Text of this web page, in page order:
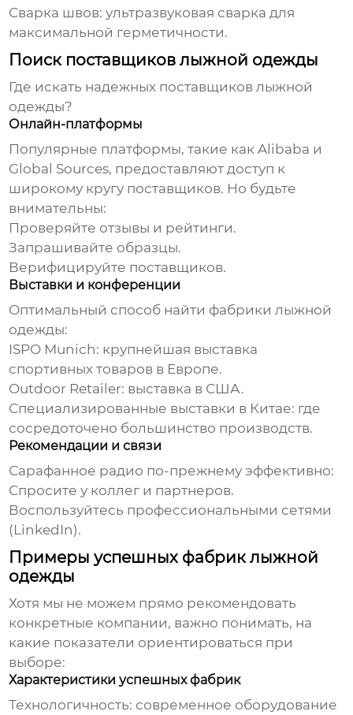
Сварка швов: ультразвуковая сварка для
максимальной герметичности.
Поиск поставщиков лыжной одежды
Где искать надежных поставщиковлыжной
одежды?
Онлайн-платформы
Популярные платформы, такие как Alibaba и
Global Sources, предоставляют доступ к
широкому кругу поставщиков. Но будьте
внимательны:
Проверяйте отзывы и рейтинги.
Запрашивайте образцы.
Верифицируйте поставщиков.
Выставки и конференции
Оптимальный способ найти фабрики лыжной
одежды:
ISPO Munich: крупнейшая выставка
спортивных товаров в Европе.
Outdoor Retailer: выставка в США.
Специализированные выставки в Китае: где
сосредоточено большинство производств.
Рекомендации и связи
Сарафанное радио по-прежнему эффективно:
Спросите у коллег и партнеров.
Воспользуйтесь профессиональными сетями
(LinkedIn).
Примеры успешных фабрик лыжной
одежды
Хотя мы не можем прямо рекомендовать
конкретные компании, важно понимать, на
какие показатели ориентироваться при
выборе:
Характеристики успешных фабрик
Технологичность: современное оборудование